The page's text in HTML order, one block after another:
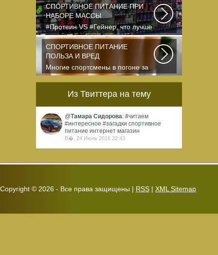
перевел ведение...
СПОРТИВНОЕ ПИТАНИЕ ПРИ
НАБОРЕ МАССЫ
#Протеин VS #Гейнер, что лучше
для набора массы? Очень часто
начинающие...
СПОРТИВНОЕ ПИТАНИЕ
ПОЛЬЗА И ВРЕД
Многие спортсмены в погоне за
спортивными результатами в
Из Твиттера на тему
@Тамара Сидорова: #читаем
#интересное #загадки спортивное
питание интернет магазин
В�, 24 Июль 2016 22:43
Copyright © 2026 - Все права защищены | RSS | XML Sitemap